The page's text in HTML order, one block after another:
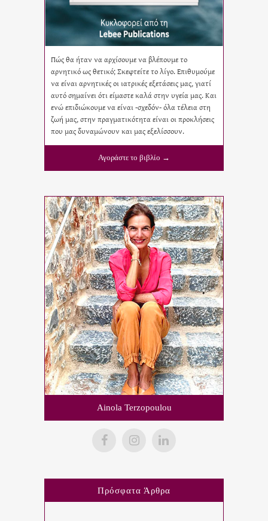
Πώς θα ήταν να αρχίσουμε να βλέπουμε το
αρνητικό ως θετικό; Σκεφτείτε το λίγο. Επιθυμούμε
να είναι αρνητικές οι ιατρικές εξετάσεις μας, γιατί
αυτό σημαίνει ότι είμαστε καλά στην υγεία μας. Και
ενώ επιδιώκουμε να είναι -σχεδόν- όλα τέλεια στη
ζωή μας, στην πραγματικότητα είναι οι προκλήσεις
που μας δυναμώνουν και μας εξελίσσουν.
Αγοράστε το βιβλίο →
Ainola Terzopoulou
Πρόσφατα Άρθρα